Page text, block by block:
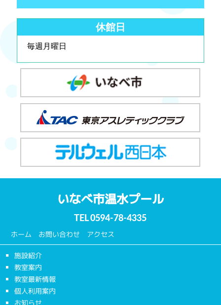
休館日
毎週月曜日
いなべ市温水プール
TEL0594-78-4335
ホーム お問い合わせ アクセス
施設紹介
教室案内
教室最新情報
個人利用案内
お知らせ